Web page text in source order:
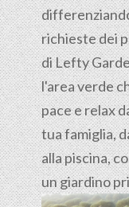
richieste dei
di Lefty
l'area verde
pace e relax
tua famiglia,
alla piscina,
un giardino